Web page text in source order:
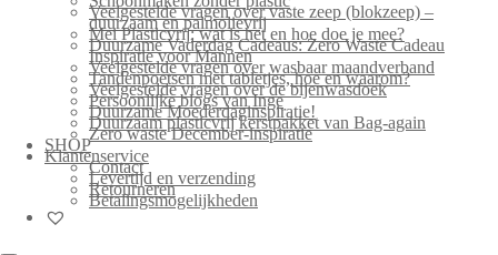
Veelgestelde vragen over vaste zeep (blokzeep) –
duurzaam en palmolievrij
Mei Plasticvrij: wat is het en hoe doe je mee?
Duurzame Vaderdag Cadeaus: Zero Waste Cadeau
Inspiratie voor Mannen
Veelgestelde vragen over wasbaar maandverband
Tandenpoetsen met tabletjes, hoe en waarom?
Veelgestelde vragen over de bijenwasdoek
Persoonlijke blogs van Inge
Duurzame Moederdaginspiratie!
Duurzaam plasticvrij kerstpakket van Bag-again
Zero waste December-inspiratie
SHOP
Klantenservice
Contact
Levertijd en verzending
Retourneren
Betalingsmogelijkheden